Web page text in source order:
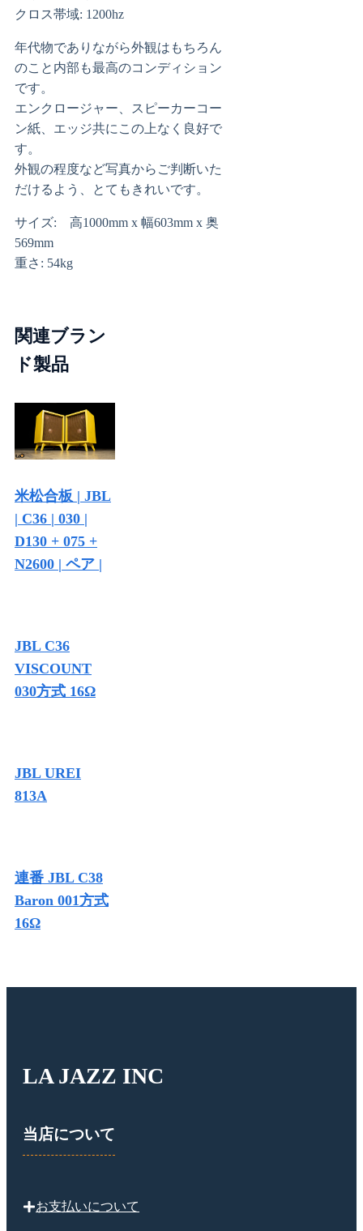
クロス帯域: 1200hz
年代物でありながら外観はもちろん
のこと内部も最高のコンディション
です。
エンクロージャー、スピーカーコー
ン紙、エッジ共にこの上なく良好で
す。
外観の程度など写真からご判断いた
だけるよう、とてもきれいです。
サイズ: 高1000mm x 幅603mm x 奥
569mm
重さ: 54kg
関連ブラン
ド製品
米松合板 | JBL
| C36 | 030 |
D130 + 075 +
N2600 | ペア |
JBL C36
VISCOUNT
030方式 16Ω
JBL UREI
813A
連番 JBL C38
Baron 001方式
16Ω
LA JAZZ INC
当店について
お支払いについて